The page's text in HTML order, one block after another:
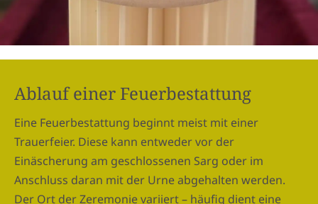
Ablauf einer Feuerbestattung
Eine Feuerbestattung beginnt meist mit einer
Trauerfeier. Diese kann entweder vor der
Einäscherung am geschlossenen Sarg oder im
Anschluss daran mit der Urne abgehalten werden.
Der Ort der Zeremonie variiert – häufig dient eine